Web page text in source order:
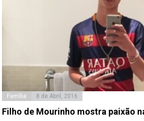
Família 8 de Abril, 2016
Filho de Mourinho mostra paixão